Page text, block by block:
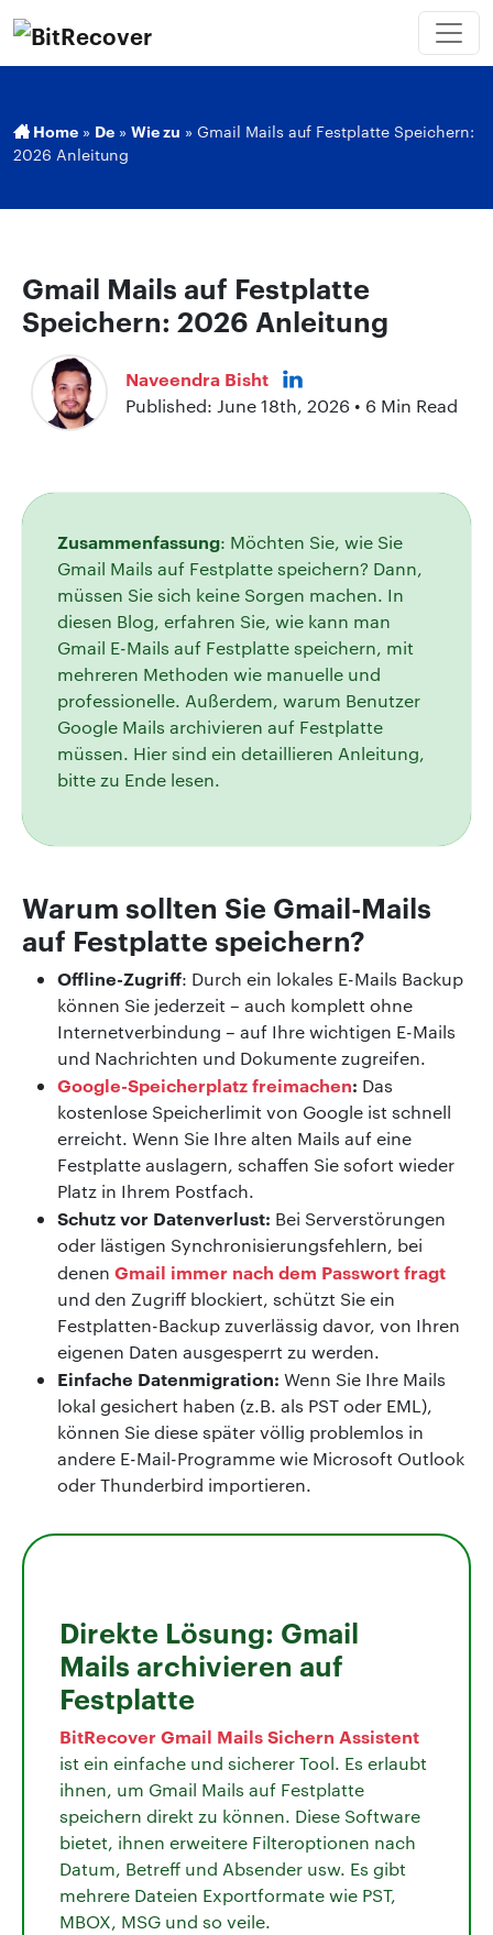
Home » De » Wie zu » Gmail Mails auf Festplatte Speichern:
2026 Anleitung
Gmail Mails auf Festplatte
Speichern: 2026 Anleitung
Naveendra Bisht
Published: June 18th, 2026 • 6 Min Read
Zusammenfassung: Möchten Sie, wie Sie
Gmail Mails auf Festplatte speichern? Dann,
müssen Sie sich keine Sorgen machen. In
diesen Blog, erfahren Sie, wie kann man
Gmail E-Mails auf Festplatte speichern, mit
mehreren Methoden wie manuelle und
professionelle. Außerdem, warum Benutzer
Google Mails archivieren auf Festplatte
müssen. Hier sind ein detaillieren Anleitung,
bitte zu Ende lesen.
Warum sollten Sie Gmail-Mails
auf Festplatte speichern?
Offline-Zugriff: Durch ein lokales E-Mails Backup
können Sie jederzeit – auch komplett ohne
Internetverbindung – auf Ihre wichtigen E-Mails
und Nachrichten und Dokumente zugreifen.
Google-Speicherplatz freimachen: Das
kostenlose Speicherlimit von Google ist schnell
erreicht. Wenn Sie Ihre alten Mails auf eine
Festplatte auslagern, schaffen Sie sofort wieder
Platz in Ihrem Postfach.
Schutz vor Datenverlust: Bei Serverstörungen
oder lästigen Synchronisierungsfehlern, bei
denen Gmail immer nach dem Passwort fragt
und den Zugriff blockiert, schützt Sie ein
Festplatten-Backup zuverlässig davor, von Ihren
eigenen Daten ausgesperrt zu werden.
Einfache Datenmigration: Wenn Sie Ihre Mails
lokal gesichert haben (z.B. als PST oder EML),
können Sie diese später völlig problemlos in
andere E-Mail-Programme wie Microsoft Outlook
oder Thunderbird importieren.
Direkte Lösung: Gmail
Mails archivieren auf
Festplatte
BitRecover Gmail Mails Sichern Assistent
ist ein einfache und sicherer Tool. Es erlaubt
ihnen, um Gmail Mails auf Festplatte
speichern direkt zu können. Diese Software
bietet, ihnen erweitere Filteroptionen nach
Datum, Betreff und Absender usw. Es gibt
mehrere Dateien Exportformate wie PST,
MBOX, MSG und so veile.